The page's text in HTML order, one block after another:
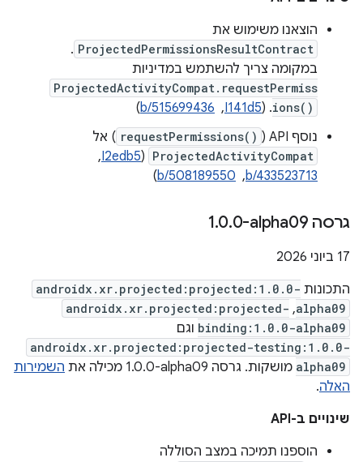
הוצאנו משימוש את
ProjectedPermissionsResultContract
.
במקומה צריך להשתמש במדיניות
ProjectedActivityCompat.requestPermiss
ions()
. ‫(
I141d5
, ‏
b/515699436
)
נוסף API ‏(
requestPermissions() ) אל
ProjectedActivityCompat
(
I2edb5
, ‏
b/433523713
, ‏
b/508189550
)
גרסה ‎1 .0.0-alpha09
‫17 ביוני 2026
התכונות androidx.xr.projected:projected:1.0.0-
alpha09
,
androidx.xr.projected:projected-
binding:1.0.0-alpha09 וגם
androidx.xr.projected:projected-testing:1.0.0-
alpha09 מושקות. גרסה ‎1.0.0-alpha09 מכילה את
השמירות
האלה.
שינויים ב-API
הוספנו תמיכה במצב הסוללה